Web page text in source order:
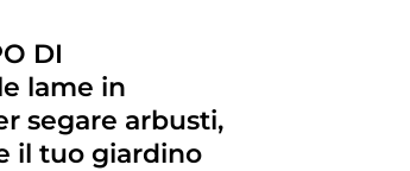
DI
lame in
segare arbusti,
il tuo giardino